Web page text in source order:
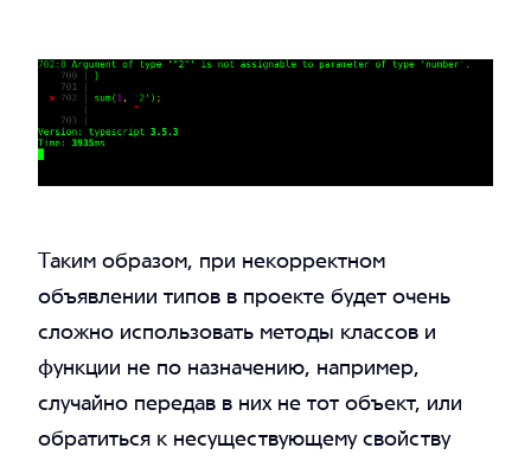
Таким образом, при некорректном
объявлении типов в проекте будет очень
сложно использовать методы классов и
функции не по назначению, например,
случайно передав в них не тот объект, или
обратиться к несуществующему свойству